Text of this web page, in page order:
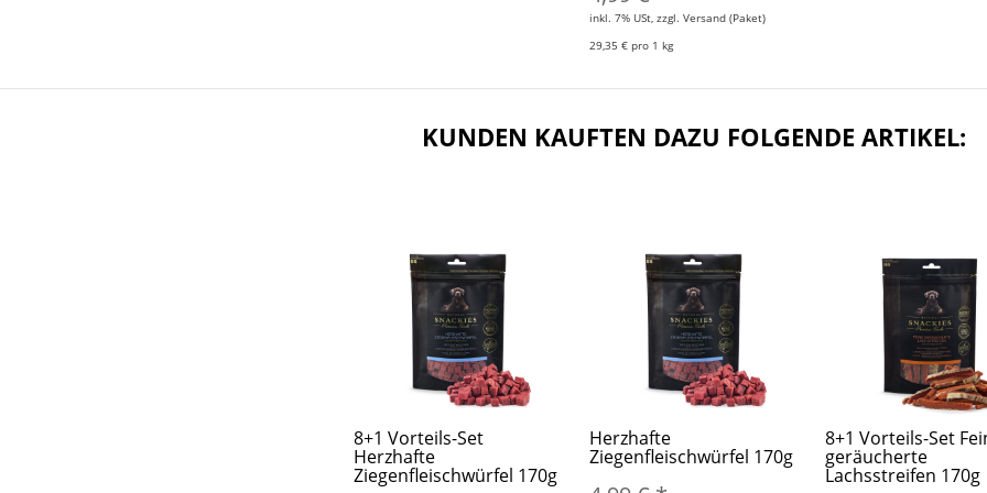
inkl. 7% USt, zzgl. Versand (Paket)
29,35 € pro 1 kg
KUNDEN KAUFTEN DAZU FOLGENDE ARTIKEL:
8+1 Vorteils-Set
Herzhafte
Ziegenfleischwürfel 170g
Herzhafte
Ziegenfleischwürfel 170g
8+1 Vorteils-Set
geräucherte
Lachsstreifen 170g